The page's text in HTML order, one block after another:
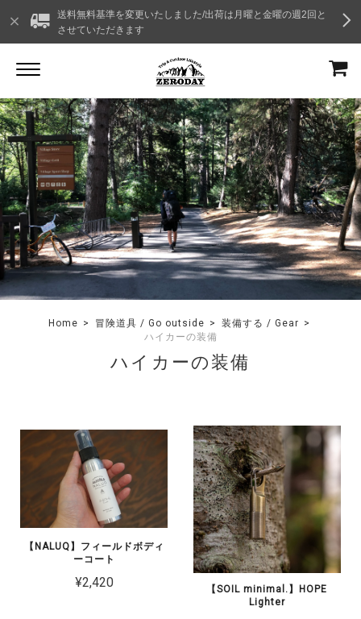
送料無料基準を変更いたしました/出荷は月曜と金曜の週2回と
させていただきます
Home 冒険道具 / Go outside
装備する / Gear
ハイカーの装備
ハイカーの装備
【NALUQ】フィールドボディ
ーコート
¥2,420
【SOIL minimal.】HOPE
Lighter